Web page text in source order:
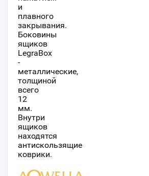
и
плавного
закрывания.
Боковины
ящиков
LegraBox
-
металлические,
толщиной
всего
12
мм.
Внутри
ящиков
находятся
антискользящие
коврики.